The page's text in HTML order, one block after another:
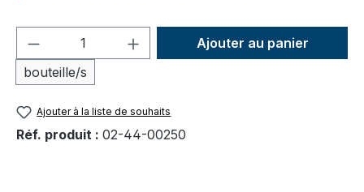
Quantité de produit : Entrez la
bouteille/s
Ajouter au panier
Ajouter à la liste de souhaits
Réf. produit : 02-44-00250